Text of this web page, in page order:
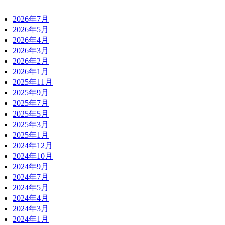
2026年7月
2026年5月
2026年4月
2026年3月
2026年2月
2026年1月
2025年11月
2025年9月
2025年7月
2025年5月
2025年3月
2025年1月
2024年12月
2024年10月
2024年9月
2024年7月
2024年5月
2024年4月
2024年3月
2024年1月